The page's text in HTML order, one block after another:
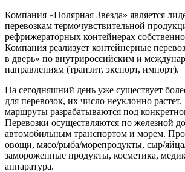
Компания «Полярная Звезда» является
перевозкам термочувствительной
рефрижераторных контейнерах
Компания реализует контейнерные
в дверь» по внутрироссийским и
направлениям (транзит, экспорт, импорт).
На сегодняшний день уже существует
для перевозок, их число неуклонно
маршруты разрабатываются под
Перевозки осуществляются по железной
автомобильным транспортом и морем.
овощи, мясо/рыба/морепродукты, сыр/
замороженные продукты, косметика,
аппаратура.